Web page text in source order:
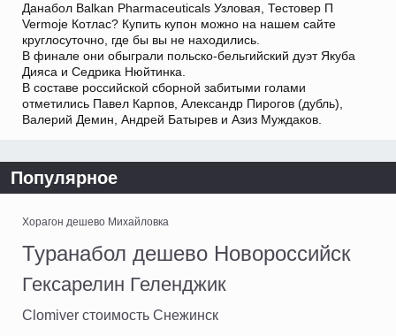
Данабол Balkan Pharmaceuticals Узловая, Тестовер П
Vermoje Котлас? Купить купон можно на нашем сайте
круглосуточно, где бы вы не находились.
В финале они обыграли польско-бельгийский дуэт Якуба
Дияса и Седрика Нюйтинка.
В составе российской сборной забитыми голами
отметились Павел Карпов, Александр Пирогов (дубль),
Валерий Демин, Андрей Батырев и Азиз Муждаков.
Популярное
Хорагон дешево Михайловка
Туранабол дешево Новороссийск
Гексарелин Геленджик
Clomiver стоимость Снежинск